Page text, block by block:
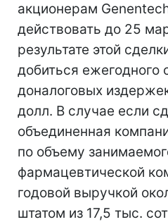
акционерам
действовать до 25
результате этой
добиться ежегодного
доналоговых
долл. В случае если
объединенная
по объему
фармацевтической
годовой выручкой
штатом из 17,5 тыс.